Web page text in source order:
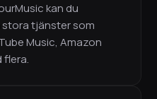
kan du
tjänster som
Music, Amazon
flera.